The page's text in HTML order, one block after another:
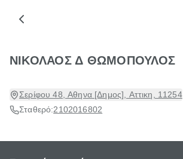
ΝΙΚΟΛΑΟΣ Δ ΘΩΜΟΠΟΥΛΟΣ
Σερίφου 48, Αθηνα [Δημος], Αττικη, 11254
Σταθερό:2102016802